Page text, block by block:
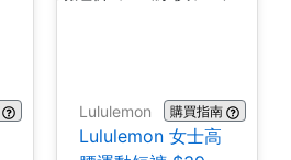
Lululemon 購買指南
Lululemon 女士高